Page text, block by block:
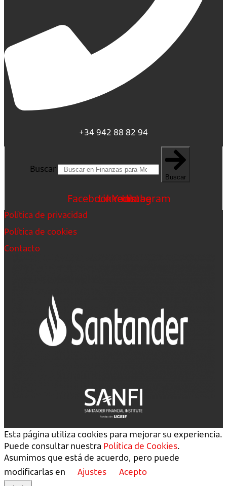
+34 942 88 82 94
Buscar
Buscar
FacebookLinkedin
Youtube
Instagram
Política de privacidad
Política de cookies
Contacto
Esta página utiliza cookies para mejorar su experiencia.
Puede consultar nuestra Política de Cookies.
Asumimos que está de acuerdo, pero puede
modificarlas en
Ajustes Acepto